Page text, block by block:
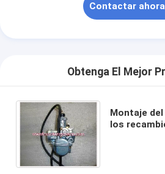
Contactar ahora
Obtenga El Mejor
Montaje del
los